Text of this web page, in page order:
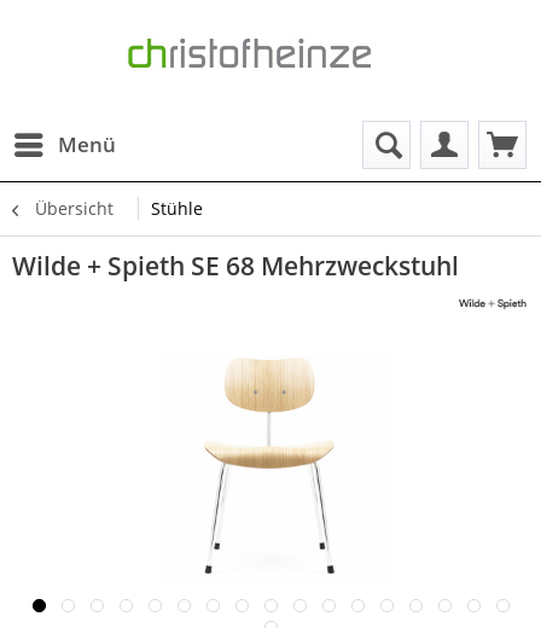
Menü
Übersicht Stühle
Wilde + Spieth SE 68 Mehrzweckstuhl